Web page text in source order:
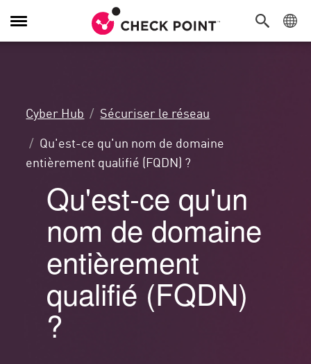
Navigation
dans
Cyber Hub
Sécuriser le réseau
Qu'est-ce qu'un nom de domaine
entièrement qualifié (FQDN) ?
Qu'est-ce qu'un
nom de domaine
entièrement
qualifié (FQDN)
?